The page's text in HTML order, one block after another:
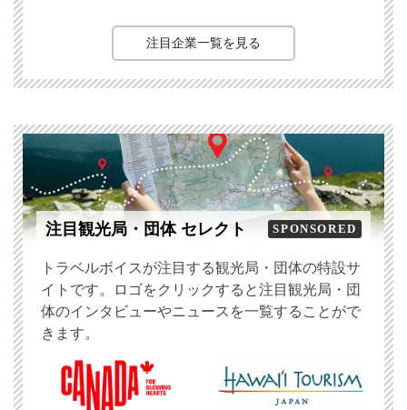
注目企業一覧を見る
注目観光局・団体 セレクト SPONSORED
トラベルボイスが注目する観光局・団体の特設サ
イトです。ロゴをクリックすると注目観光局・団
体のインタビューやニュースを一覧することがで
きます。